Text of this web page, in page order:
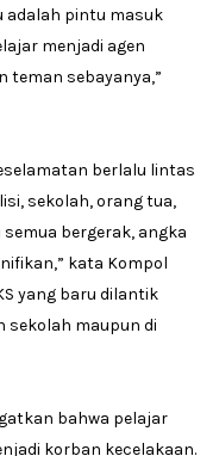
adalah pintu masuk
menjadi agen
teman sebayanya,”
berlalu lintas
sekolah, orang tua,
bergerak, angka
kata Kompol
yang baru dilantik
sekolah maupun di
bahwa pelajar
korban kecelakaan.